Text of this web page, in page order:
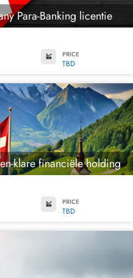
Para-Banking licentie
PRICE
TBD
klare financiële holding
PRICE
TBD